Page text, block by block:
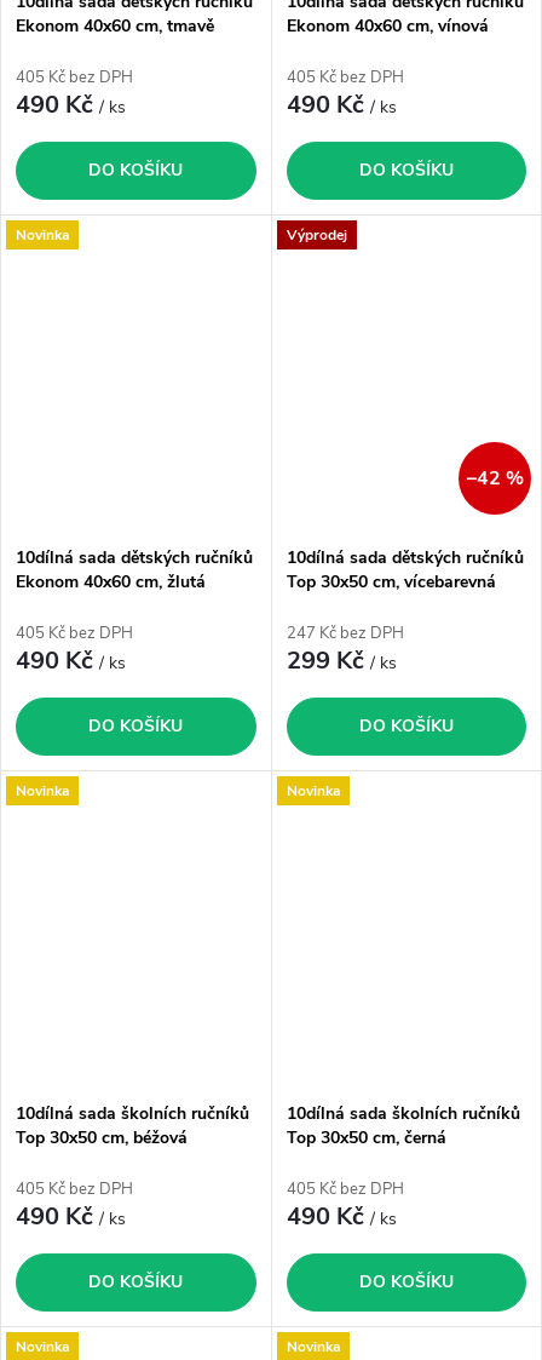
Ekonom 40x60 cm, tmavě
405 Kč bez DPH
490 Kč/ ks
DO KOŠÍKU
Ekonom 40x60 cm, vínová
405 Kč bez DPH
490 Kč/ ks
DO KOŠÍKU
Novinka
10dílná sada dětských ručníků
Ekonom 40x60 cm, žlutá
405 Kč bez DPH
490 Kč/ ks
DO KOŠÍKU
Výprodej
–42 %
10dílná sada dětských ručníků
Top 30x50 cm, vícebarevná
247 Kč bez DPH
299 Kč/ ks
DO KOŠÍKU
Novinka
10dílná sada školních ručníků
Top 30x50 cm, béžová
405 Kč bez DPH
490 Kč/ ks
DO KOŠÍKU
Novinka
10dílná sada školních ručníků
Top 30x50 cm, černá
405 Kč bez DPH
490 Kč/ ks
DO KOŠÍKU
Novinka Novinka